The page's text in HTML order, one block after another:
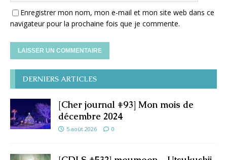
Enregistrer mon nom, mon e-mail et mon site web dans ce
navigateur pour la prochaine fois que je commente.
DERNIERS ARTICLES
[Cher journal #93] Mon mois de
décembre 2024
5 août 2026 0